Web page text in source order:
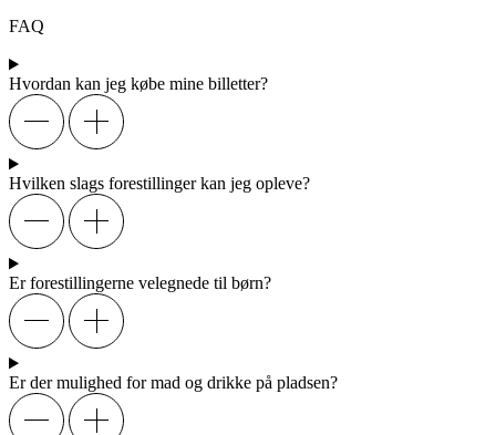
FAQ
Hvordan kan jeg købe mine billetter?
Hvilken slags forestillinger kan jeg opleve?
Er forestillingerne velegnede til børn?
Er der mulighed for mad og drikke på pladsen?